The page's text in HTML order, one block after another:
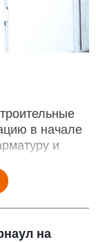
в начале
и
на